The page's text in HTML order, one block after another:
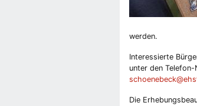
werden.
Interessierte
unter den
Die